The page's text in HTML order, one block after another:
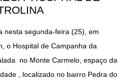
nesta segunda-feira (25), em
o Hospital de Campanha da
no Monte Carmelo, espaço da
, localizado no bairro Pedra do